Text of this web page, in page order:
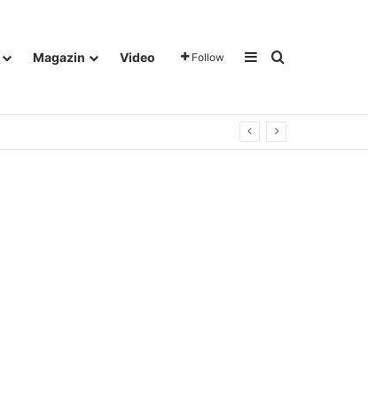
Magazin Video Follow Sidebar
Traži